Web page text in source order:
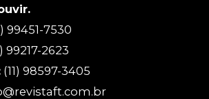
99451-7530
99217-2623
(11) 98597-3405